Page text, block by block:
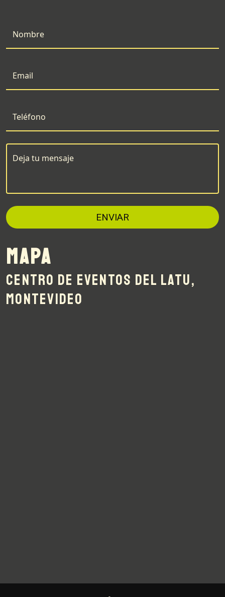
Nombre
Email
Teléfono
Deja tu mensaje
ENVIAR
MAPA
CENTRO DE EVENTOS DEL LATU,
MONTEVIDEO